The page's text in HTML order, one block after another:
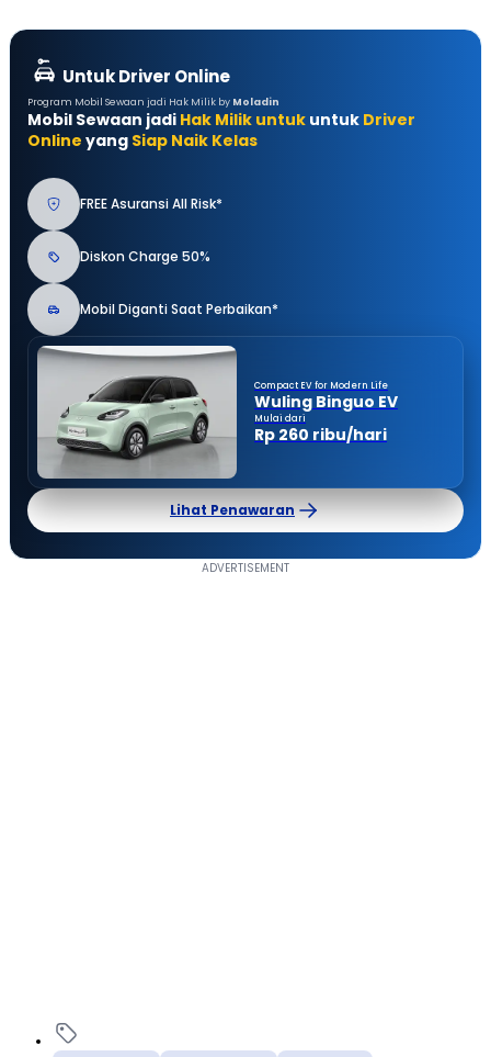
Untuk Driver Online
Program Mobil Sewaan jadi Hak Milik by Moladin
Mobil Sewaan jadi Hak Milik untuk untuk Driver
Online yang Siap Naik Kelas
FREE Asuransi All Risk*
Diskon Charge 50%
Mobil Diganti Saat Perbaikan*
Compact EV for Modern Life
Wuling Binguo EV
Mulai dari
Rp 260 ribu/hari
Lihat Penawaran